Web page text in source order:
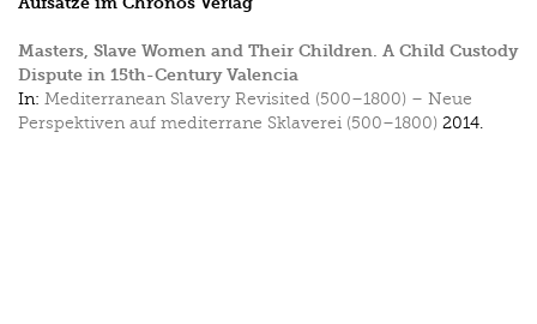
Masters, Slave Women and Their Children. A Child Custody
Dispute in 15th-Century Valencia
In: Mediterranean Slavery Revisited (500–1800) – Neue
Perspektiven auf mediterrane Sklaverei (500–1800) 2014.